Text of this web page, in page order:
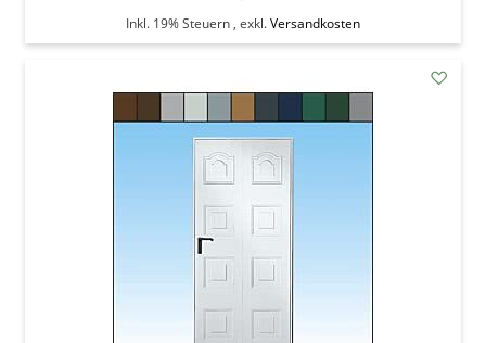
Inkl. 19% Steuern , exkl.Versandkosten